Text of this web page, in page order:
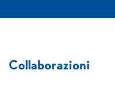
Collaborazioni